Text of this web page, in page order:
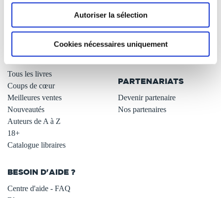
Autoriser la sélection
Cookies nécessaires uniquement
L'auto-édition
Nos services aux auteurs
LIBRAIRIE
Tous les livres
Coups de cœur
Meilleures ventes
Nouveautés
Auteurs de A à Z
18+
Catalogue libraires
Remises quantités -42%
Avantages libraires -30%
Parrainage : partagez 5€
Programme de fidélité
.
PARTENARIATS
Devenir partenaire
Nos partenaires
BESOIN D'AIDE ?
Centre d'aide - FAQ